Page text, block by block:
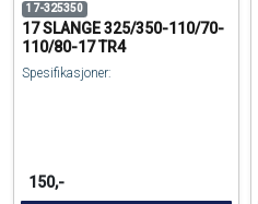
17-325350
17 SLANGE 325/350-110/70-
110/80-17 TR4
Spesifikasjoner:
150,-